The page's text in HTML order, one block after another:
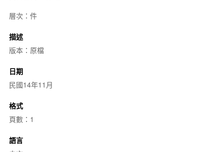
層次：件
描述
版本：原檔
日期
民國14年11月
格式
頁數：1
語言